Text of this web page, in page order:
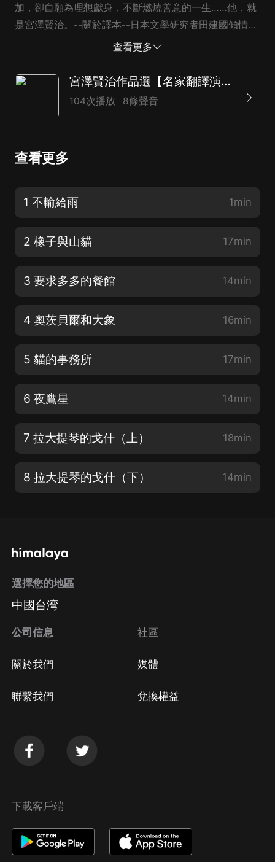
加，卻自願為理想獻身，不斷燃燒善意的一生……他，就
是宮澤賢治。--關於譯本--日本文學研究者田建國傾情獻
譯，引領你暢遊宮澤賢治奇幻瑰麗的想象世界。【這是一
的餐...
查看更多
宮澤賢治作品選【名家翻譯演播】
104次播放 8條聲音
查看更多
1 不輸給雨 1min
2 橡子與山貓 17min
3 要求多多的餐館 14min
4 奧茨貝爾和大象 16min
5 貓的事務所 17min
6 夜鷹星 14min
7 拉大提琴的戈什（上） 18min
8 拉大提琴的戈什（下） 14min
選擇您的地區
中國台湾
公司信息
關於我們
聯繫我們
社區
媒體
兌換權益
下載客戶端